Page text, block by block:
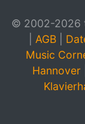
© 2002-2026
AGB
Music
Hannover